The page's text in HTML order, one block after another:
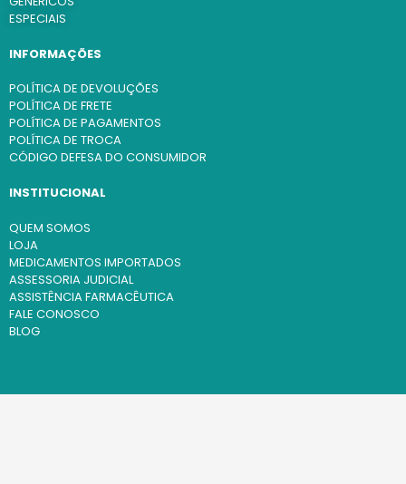
ESPECIAIS
INFORMAÇÕES
POLÍTICA DE DEVOLUÇÕES
POLÍTICA DE FRETE
POLÍTICA DE PAGAMENTOS
POLÍTICA DE TROCA
CÓDIGO DEFESA DO CONSUMIDOR
INSTITUCIONAL
QUEM SOMOS
LOJA
MEDICAMENTOS IMPORTADOS
ASSESSORIA JUDICIAL
ASSISTÊNCIA FARMACÊUTICA
FALE CONOSCO
BLOG